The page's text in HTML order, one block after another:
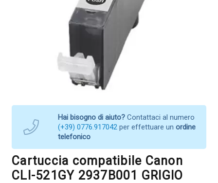
Hai bisogno di aiuto? Contattaci al numero
(+39) 0776.917042 per effettuare un ordine
telefonico
Cartuccia compatibile Canon
CLI-521GY 2937B001 GRIGIO